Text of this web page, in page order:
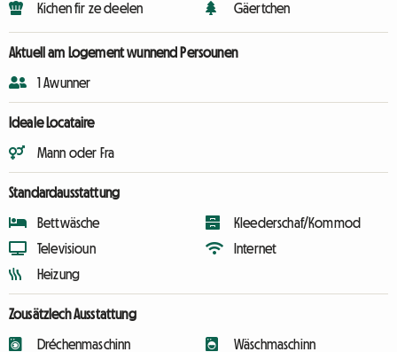
Kichen fir ze deelen
Gäertchen
Aktuell am Logement wunnend Persounen
1 Awunner
Ideale Locataire
Mann oder Fra
Standardausstattung
Bettwäsche
Televisioun
Heizung
Kleederschaf/Kommod
Internet
Zousätzlech Ausstattung
Dréchenmaschinn
Wäschmaschinn